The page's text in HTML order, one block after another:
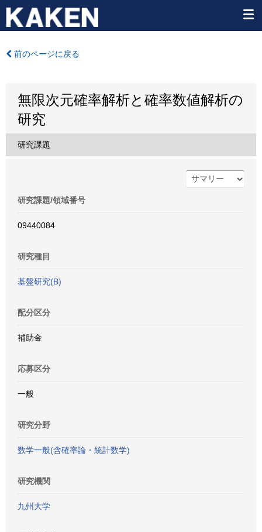
前のページに戻る
無限次元確率解析と確率数値解析の
研究
研究課題
研究課題/領域番号
09440084
研究種目
基盤研究(B)
配分区分
補助金
応募区分
一般
研究分野
数学一般(含確率論・統計数学)
研究機関
九州大学